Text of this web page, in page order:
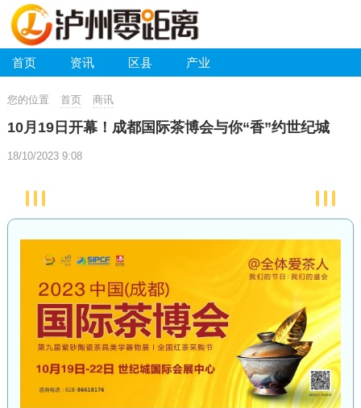
首页 资讯 区县 产业
您的位置 首页 商讯
10月19日开幕！成都国际茶博会与你“香”约世纪城
18/10/2023 9:08